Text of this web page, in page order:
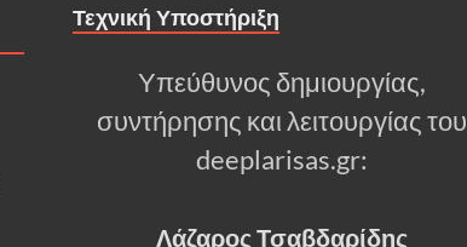
Τεχνική Υποστήριξη
Υπεύθυνος δημιουργίας,
συντήρησης και λειτουργίας του
deeplarisas.gr:
Λάζαρος Τσαβδαρίδης